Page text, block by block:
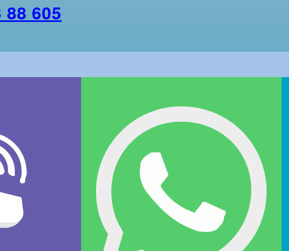
88 605